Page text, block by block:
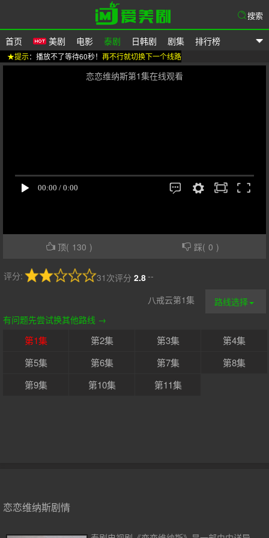
爱美剧
首页 美剧 电影 泰剧 日韩剧 剧集 排行榜
搜索
★提示：播放不了等待60秒！ 再不行就切换下一个线路
恋恋维纳斯第1集在线观看
顶( 130 ) 踩( 0 )
评分: 2.8
31次评分 --
路线选择
八戒云第1集
有问题先尝试换其他路线 →
第1集 第2集 第3集
第4集
第5集
第6集 第7集
第8集
第9集
第10集 第11集
恋恋维纳斯剧情